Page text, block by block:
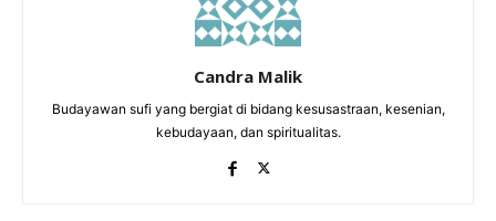
Candra Malik
Budayawan sufi yang bergiat di bidang kesusastraan, kesenian,
kebudayaan, dan spiritualitas.